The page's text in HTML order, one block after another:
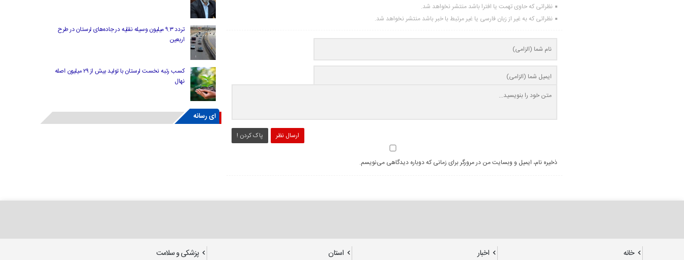
نظراتی که حاوی تهمت یا افترا باشد منتشر نخواهد شد.
نظراتی که به غیر از زبان فارسی یا غیر مرتبط با خبر باشد منتشر نخواهد شد.
ارسال نظر پاک کردن !
ذخیره نام، ایمیل و وبسایت من در مرورگر برای زمانی که دوباره دیدگاهی می‌نویسم.
تردد ۹.۳ میلیون وسیله نقلیه در جاده‌های لرستان در طرح
اربعین
کسب رتبه نخست لرستان با تولید بیش از ۲۹ میلیون اصله
نهال
ای رسانه
خانه اخبار استان پزشکی و سلامت